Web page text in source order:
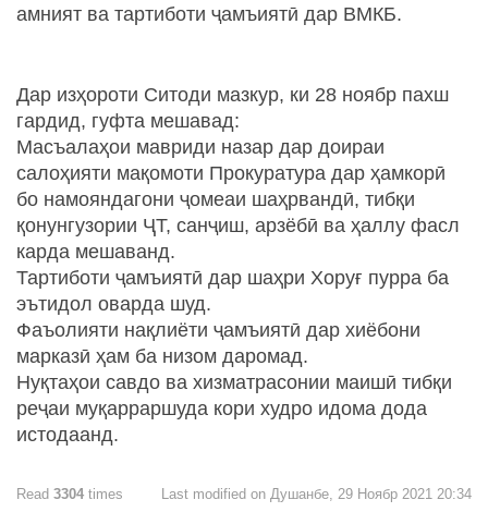
амният ва тартиботи ҷамъиятӣ дар ВМКБ.
Дар изҳороти Ситоди мазкур, ки 28 ноябр пахш
гардид, гуфта мешавад:
Масъалаҳои мавриди назар дар доираи
салоҳияти мақомоти Прокуратура дар ҳамкорӣ
бо намояндагони ҷомеаи шаҳрвандӣ, тибқи
қонунгузории ҶТ, санҷиш, арзёбӣ ва ҳаллу фасл
карда мешаванд.
Тартиботи ҷамъиятӣ дар шаҳри Хоруғ пурра ба
эътидол оварда шуд.
Фаъолияти нақлиёти ҷамъиятӣ дар хиёбони
марказӣ ҳам ба низом даромад.
Нуқтаҳои савдо ва хизматрасонии маишӣ тибқи
реҷаи муқарраршуда кори худро идома дода
истодаанд.
Read 3304 times Last modified on Душанбе, 29 Ноябр 2021 20:34